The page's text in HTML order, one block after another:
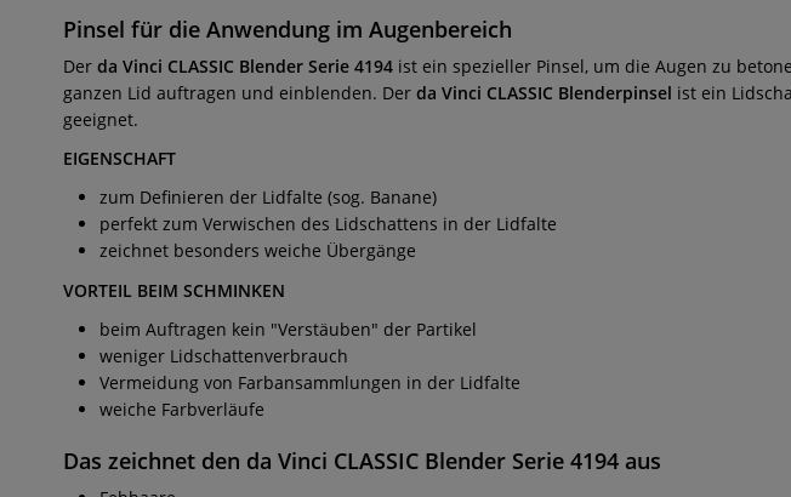
Pinsel für die Anwendung im Augenbereich
Der da Vinci CLASSIC Blender Serie 4194 ist ein spezieller Pinsel, um die Augen zu
ganzen Lid auftragen und einblenden. Der da Vinci CLASSIC Blenderpinsel ist ein
geeignet.
EIGENSCHAFT
zum Definieren der Lidfalte (sog. Banane)
perfekt zum Verwischen des Lidschattens in der Lidfalte
zeichnet besonders weiche Übergänge
VORTEIL BEIM SCHMINKEN
beim Auftragen kein "Verstäuben" der Partikel
weniger Lidschattenverbrauch
Vermeidung von Farbansammlungen in der Lidfalte
weiche Farbverläufe
Das zeichnet den da Vinci CLASSIC Blender Serie 4194 aus